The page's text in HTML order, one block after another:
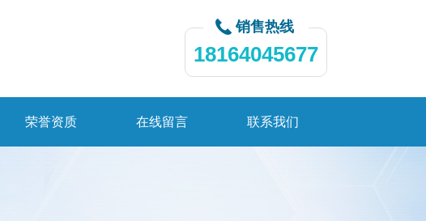
销售热线
18164045677
荣誉资质 在线留言 联系我们